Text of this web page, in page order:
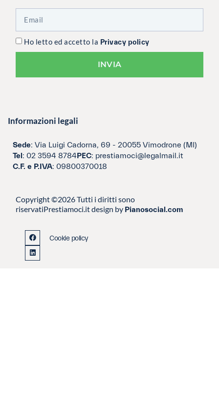
Ho letto ed accetto la Privacy policy
INVIA
Informazioni legali
Sede: Via Luigi Cadorna, 69 - 20055 Vimodrone (MI)
Tel: 02 3594 8784PEC: prestiamoci@legalmail.it
C.F. e P.IVA: 09800370018
Copyright ©2026 Tutti i diritti sono
riservatiPrestiamoci.it design by Pianosocial.com
Cookie policy